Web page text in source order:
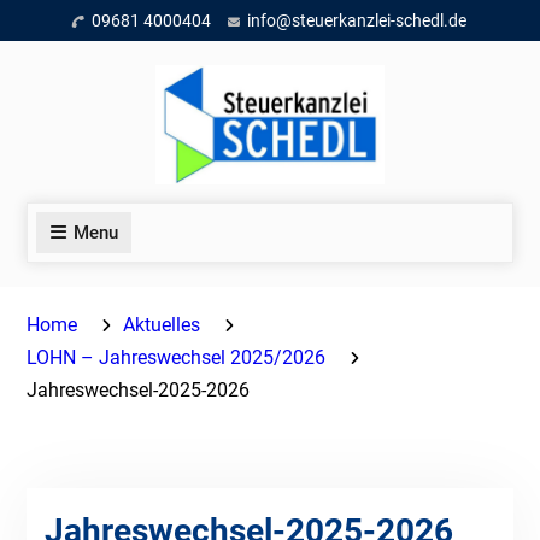
to
09681 4000404 info@steuerkanzlei-schedl.de
Menu
Home
Aktuelles
LOHN – Jahreswechsel 2025/2026
Jahreswechsel-2025-2026
Jahreswechsel-2025-2026